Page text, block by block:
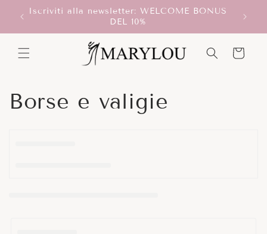
direttamente
Iscriviti alla newsletter: WELCOME BONUS
DEL 10%
Carrello
C
Borse e valigie